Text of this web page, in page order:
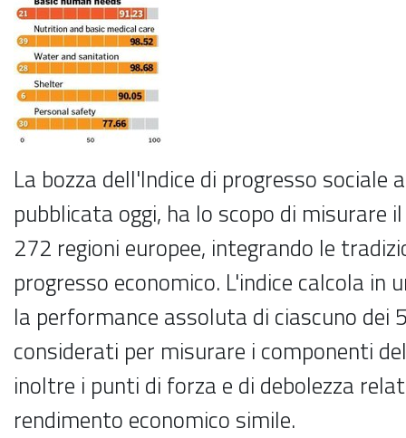
La bozza dell'Indice di progresso sociale
pubblicata oggi, ha lo scopo di misurare
272 regioni europee, integrando le
progresso economico. L'indice calcola in
la performance assoluta di ciascuno dei
considerati per misurare i componenti
inoltre i punti di forza e di debolezza
rendimento economico simile.